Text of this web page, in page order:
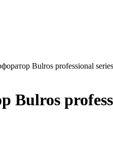
Bulros professional
Bulros